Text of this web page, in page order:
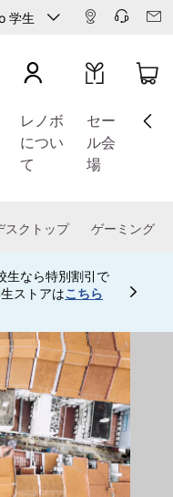
学生
レノボ
につい
て
セー
ル会
場
スクトップ ゲーミング
生なら特別割引で
ストアはこちら
displaying item 4 of